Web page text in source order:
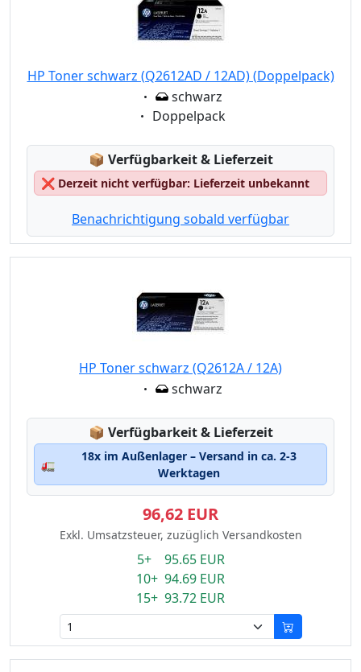
HP Toner schwarz (Q2612AD / 12AD) (Doppelpack)
Eigenschaft:
schwarz
Eigenschaft:
Doppelpack
📦 Lagerstatus:
Verfügbarkeit & Lieferzeit
❌ Derzeit nicht verfügbar: Lieferzeit unbekannt
Benachrichtigung sobald verfügbar
HP Toner schwarz (Q2612A / 12A)
Eigenschaft:
schwarz
📦 Lagerstatus:
Verfügbarkeit & Lieferzeit
🚛
18x im Außenlager – Versand in ca. 2-3
Werktagen
96,62 EUR
Exkl. Umsatzsteuer, zuzüglich Versandkosten
5+ 95.65 EUR
10+ 94.69 EUR
15+ 93.72 EUR